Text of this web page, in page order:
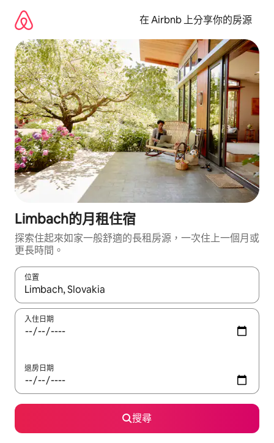
在 Airbnb 上分享你的房源
Limbach的月租住宿
探索住起來如家一般舒適的長租房源，一次住上一個月或
更長時間。
位置
如有搜尋結果，瀏覽內容時請使用上下箭頭，或輕點、滑動裝置。
入住日期
退房日期
搜尋